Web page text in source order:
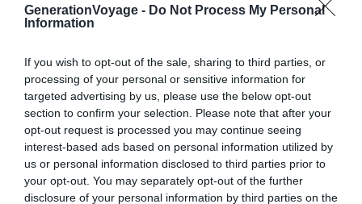
GenerationVoyage - Do Not Process My Personal
Information
If you wish to opt-out of the sale, sharing to third parties, or
processing of your personal or sensitive information for
targeted advertising by us, please use the below opt-out
section to confirm your selection. Please note that after your
opt-out request is processed you may continue seeing
interest-based ads based on personal information utilized by
us or personal information disclosed to third parties prior to
your opt-out. You may separately opt-out of the further
disclosure of your personal information by third parties on the
en français 🇫🇷vers le Pico Ruivo est souvent la solution
la plus confortable. Le guide adapte le rythme, l’itinéraire
différence en altitude.
Si vous recherchez une formule encore plus simple,
particulièrement appréciée par ceux qui veulent surtout
profiter du panorama,un transfert vers le Pico do Arieiro
est souvent la meilleure option. C’est l’accès le plus
facile au sommet, avec une randonnée courte mais